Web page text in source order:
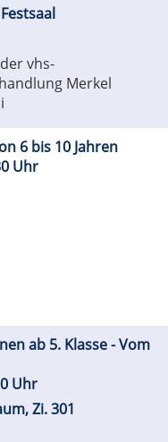
vhs-
Merkel
6 bis 10 Jahren
Uhr
ab 5. Klasse - Vom
Uhr
Zi. 301